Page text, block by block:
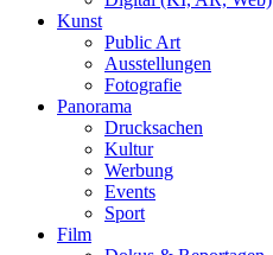
Kunst
Public Art
Ausstellungen
Fotografie
Panorama
Drucksachen
Kultur
Werbung
Events
Sport
Film